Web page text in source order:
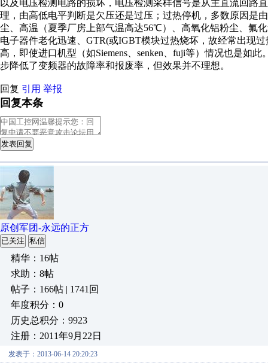
以及电压检测电路的损坏，电压检测采样信号是从主直流回路
理，由高低电平判断是欠压还是过压；过热停机，多数原因是
尘、高温（夏季厂房上部气温高达56℃）、高氧化铝粉尘、氟
电子器件老化迅速、GTR(或IGBT模块过热烧坏，故经常出现
高，即使进口机型（如Siemens、senken、fuji等）情况也是如
步降低了变频器的故障率和报废率，但效果并不理想。
回复 引用 举报
回复本条
发表回复
原创军团-永远的正方
已关注 私信
精华：16帖
求助：8帖
帖子：166帖 | 1741回
年度积分：0
历史总积分：9923
注册：2011年9月22日
发表于：2013-06-14 20:20:23